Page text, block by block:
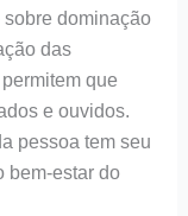
dominação
das
que
e ouvidos.
pessoa tem seu
bem-estar do